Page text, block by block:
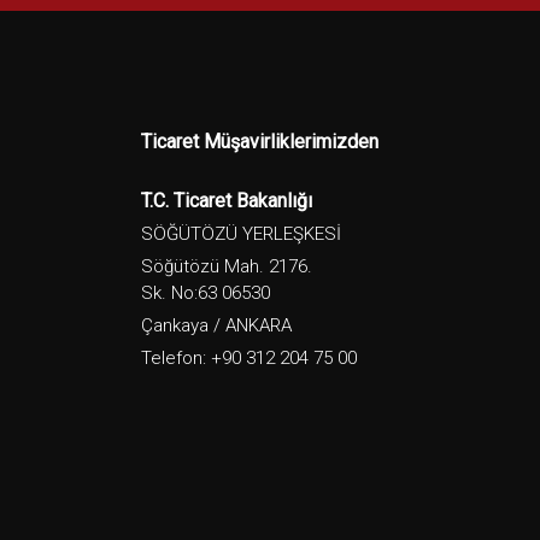
Ticaret Müşavirliklerimizden
T.C. Ticaret Bakanlığı
SÖĞÜTÖZÜ YERLEŞKESİ
Söğütözü Mah. 2176.
Sk. No:63 06530
Çankaya / ANKARA
Telefon: +90 312 204 75 00